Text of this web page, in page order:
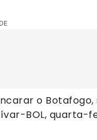
o
BOL, quarta-